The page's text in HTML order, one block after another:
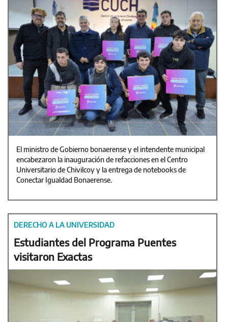
El ministro de Gobierno bonaerense y el intendente municipal
encabezaron la inauguración de refacciones en el Centro
Universitario de Chivilcoy y la entrega de notebooks de
Conectar Igualdad Bonaerense.
DERECHO A LA UNIVERSIDAD
Estudiantes del Programa Puentes
visitaron Exactas